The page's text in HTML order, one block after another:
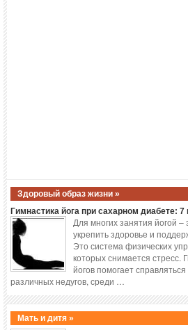
Здоровый образ жизни »
Гимнастика йога при сахарном диабете:
Для многих занятия йогой
укрепить здоровье и
Это система физических
которых снимается стресс.
йогов помогает
различных недугов, среди …
Мать и дитя »